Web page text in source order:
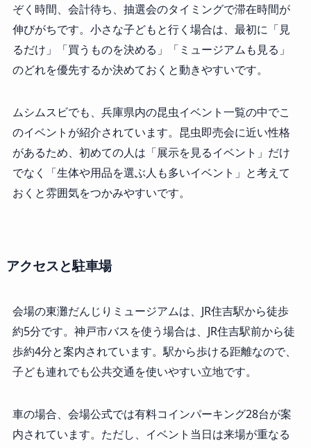
ぞく時間、会計待ち、抽選会のタイミングで滞在時間が
伸びがちです。小さな子どもと行く場合は、最初に「見
るだけ」「買うものを決める」「ミュージアムも見る」
のどれを優先するか決めておくと動きやすいです。
ムシムスビでも、兵庫県内の昆虫イベント一覧の中でこ
のイベントが紹介されています。昆虫即売会に近い性格
があるため、初めての人は「展示を見るイベント」だけ
でなく「生体や用品を選ぶ人も多いイベント」と考えて
おくと雰囲気をつかみやすいです。
アクセスと駐車場
会場の東灘だんじりミュージアムは、JR住吉駅から徒歩
約5分です。神戸市バスを使う場合は、JR住吉駅前から徒
歩約4分と案内されています。駅から歩ける距離なので、
子ども連れでも公共交通を使いやすい立地です。
車の場合、会場公式では有料コインパーキング28台が案
内されています。ただし、イベント当日は来場が重なる